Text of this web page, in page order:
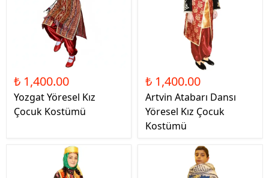
₺ 1,400.00
Yozgat Yöresel Kız
Çocuk Kostümü
₺ 1,400.00
Artvin Atabarı Dansı
Yöresel Kız Çocuk
Kostümü